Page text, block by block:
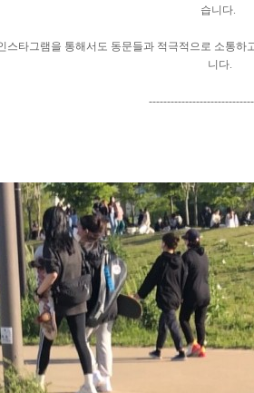
습니다.
타그램을 통해서도 동문들과 적극적으로 소통
니다.